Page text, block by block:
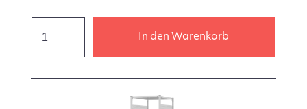
In den Warenkorb